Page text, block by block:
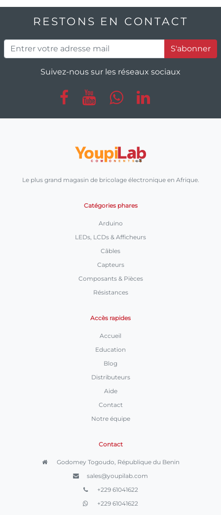
RESTONS EN CONTACT
S'abonner
Suivez-nous sur les réseaux sociaux
Le plus grand magasin de bricolage électronique en Afrique.
Catégories phares
Arduino
LEDs, LCDs & Afficheurs
Câbles
Capteurs
Composants & Pièces
Résistances
Accès rapides
Accueil
Education
Blog
Distributeurs
Aide
Contact
Notre équipe
Contact
Godomey Togoudo, République du Benin
sales@youpilab.com
+229 61041622
+229 61041622